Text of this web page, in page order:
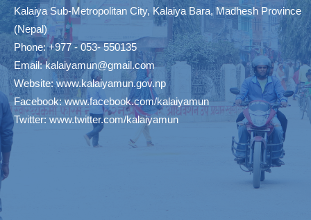
Kalaiya Sub-Metropolitan City, Kalaiya Bara, Madhesh Province
(Nepal)
Phone: +977 - 053- 550135
Email:kalaiyamun@gmail.com
Website:www.kalaiyamun.gov.np
Facebook:www.facebook.com/kalaiyamun
Twitter: www.twitter.com/kalaiyamun